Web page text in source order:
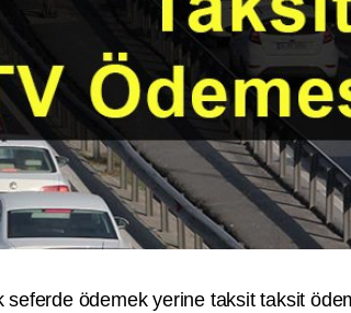
seferde ödemek yerine taksit taksit